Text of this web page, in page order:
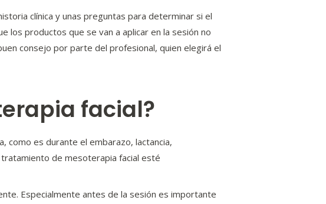
clínica y unas preguntas para determinar si el
los productos que se van a aplicar en la sesión no
consejo por parte del profesional, quien elegirá el
facial?
como es durante el embarazo, lactancia,
de mesoterapia facial esté
Especialmente antes de la sesión es importante